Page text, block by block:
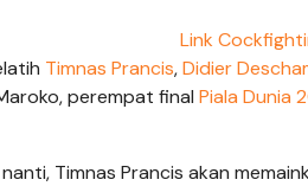
Link
Timnas Prancis,Didier
perempat final Piala Dunia
Timnas Prancis akan